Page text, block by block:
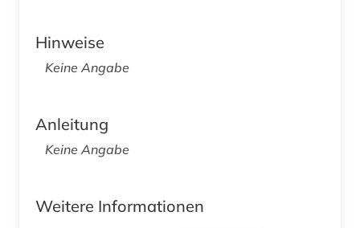
Hinweise
Keine Angabe
Anleitung
Keine Angabe
Weitere Informationen